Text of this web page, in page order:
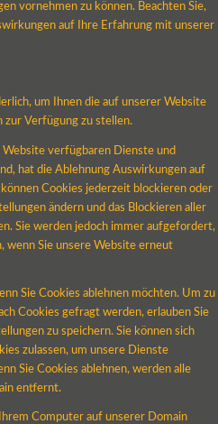
vornehmen zu können. Beachten Sie,
auf Ihre Erfahrung mit unserer
um Ihnen die auf unserer Website
Verfügung zu stellen.
Website verfügbaren Dienste und
hat die Ablehnung Auswirkungen auf
Cookies jederzeit blockieren oder
ändern und das Blockieren aller
Sie werden jedoch immer aufgefordert,
wenn Sie unsere Website erneut
Sie Cookies ablehnen möchten. Um zu
Cookies gefragt werden, erlauben Sie
zu speichern. Sie können sich
zulassen, um unsere Dienste
Sie Cookies ablehnen, werden alle
entfernt.
Computer auf unserer Domain